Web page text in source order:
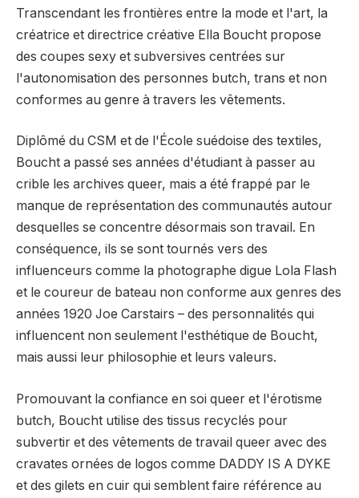
Transcendant les frontières entre la mode et l'art, la
créatrice et directrice créative Ella Boucht propose
des coupes sexy et subversives centrées sur
l'autonomisation des personnes butch, trans et non
conformes au genre à travers les vêtements.
Diplômé du CSM et de l'École suédoise des textiles,
Boucht a passé ses années d'étudiant à passer au
crible les archives queer, mais a été frappé par le
manque de représentation des communautés autour
desquelles se concentre désormais son travail. En
conséquence, ils se sont tournés vers des
influenceurs comme la photographe digue Lola Flash
et le coureur de bateau non conforme aux genres des
années 1920 Joe Carstairs – des personnalités qui
influencent non seulement l'esthétique de Boucht,
mais aussi leur philosophie et leurs valeurs.
Promouvant la confiance en soi queer et l'érotisme
butch, Boucht utilise des tissus recyclés pour
subvertir et des vêtements de travail queer avec des
cravates ornées de logos comme DADDY IS A DYKE
et des gilets en cuir qui semblent faire référence au